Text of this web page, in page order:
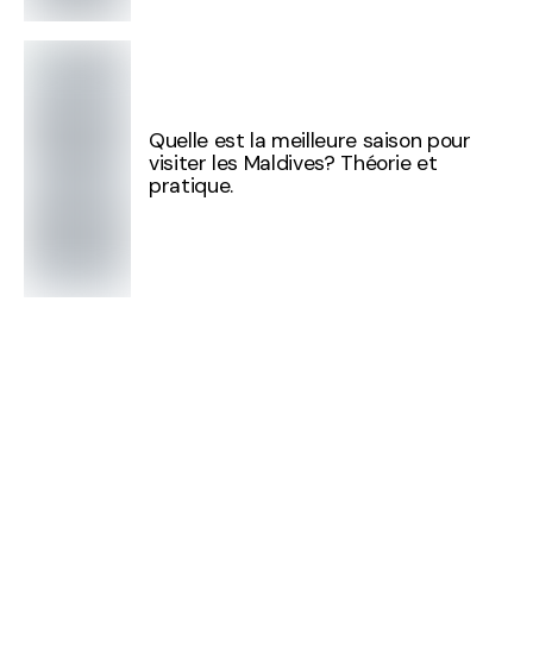
Quelle est la meilleure saison pour
visiter les Maldives? Théorie et
pratique.